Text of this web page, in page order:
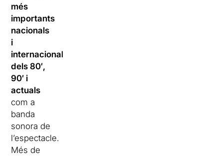
més
importants
nacionals
i
internacionals
dels 80′,
90′ i
actuals
com a
banda
sonora de
l’espectacle.
Més de